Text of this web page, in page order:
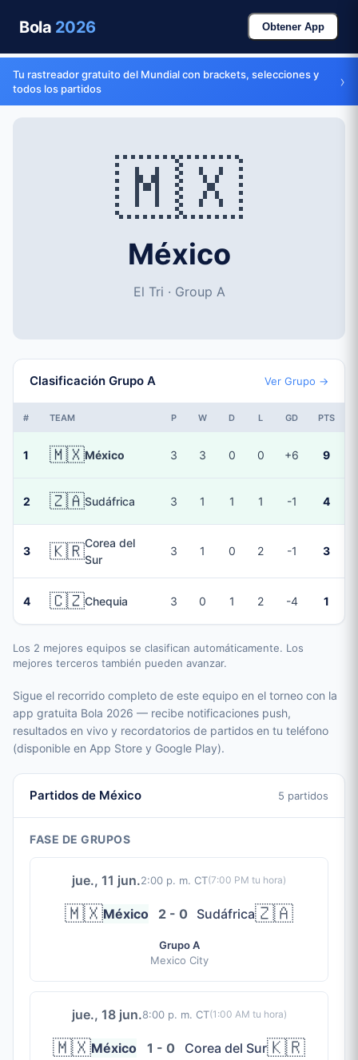
Bola 2026 Obtener App
Tu rastreador gratuito del Mundial con brackets, selecciones y
todos los partidos
›
🇲🇽
México
El Tri · Group A
Clasificación Grupo A Ver Grupo →
# TEAM P W D L GD PTS
1 🇲🇽México 3 3 0 0 +6 9
2 🇿🇦Sudáfrica 3 1 1 1 -1 4
3 🇰🇷Corea del
Sur
3 1 0 2 -1 3
4 🇨🇿Chequia 3 0 1 2 -4 1
Los 2 mejores equipos se clasifican automáticamente. Los
mejores terceros también pueden avanzar.
Sigue el recorrido completo de este equipo en el torneo con la
app gratuita Bola 2026 — recibe notificaciones push,
resultados en vivo y recordatorios de partidos en tu teléfono
(disponible en App Store y Google Play).
Partidos de México 5 partidos
FASE DE GRUPOS
jue., 11 jun.2:00 p. m. CT(7:00 PM tu hora)
🇲🇽México 2 - 0 Sudáfrica🇿🇦
Grupo A
Mexico City
jue., 18 jun.8:00 p. m. CT(1:00 AM tu hora)
🇲🇽México 1 - 0 Corea del Sur🇰🇷